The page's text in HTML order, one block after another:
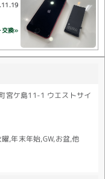
交換»
宮ケ島11-1 ウエストサイ
,年末年始,GW,お盆,他